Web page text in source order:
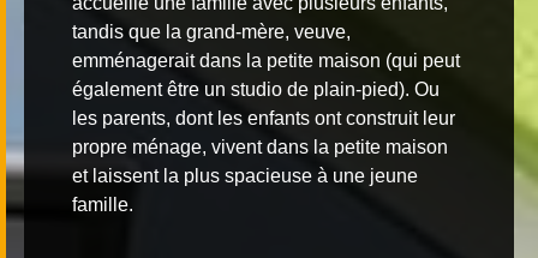
tandis que la grand-mère, veuve,
emménagerait dans la petite maison (qui peut
également être un studio de plain-pied). Ou
les parents, dont les enfants ont construit leur
propre ménage, vivent dans la petite maison
et laissent la plus spacieuse à une jeune
famille.